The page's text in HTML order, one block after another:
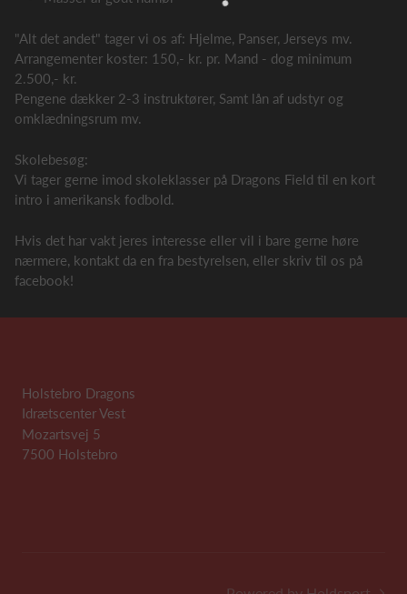
"Alt det andet" tager vi os af: Hjelme, Panser, Jerseys mv.
Arrangementer koster: 150,- kr. pr. Mand - dog minimum
2.500,- kr.
Pengene dækker 2-3 instruktører, Samt lån af udstyr og
omklædningsrum mv.
Skolebesøg:
Vi tager gerne imod skoleklasser på Dragons Field til en kort
intro i amerikansk fodbold.
Hvis det har vakt jeres interesse eller vil i bare gerne høre
nærmere, kontakt da en fra bestyrelsen, eller skriv til os på
facebook!
Holstebro Dragons
Idrætscenter Vest
Mozartsvej 5
7500 Holstebro